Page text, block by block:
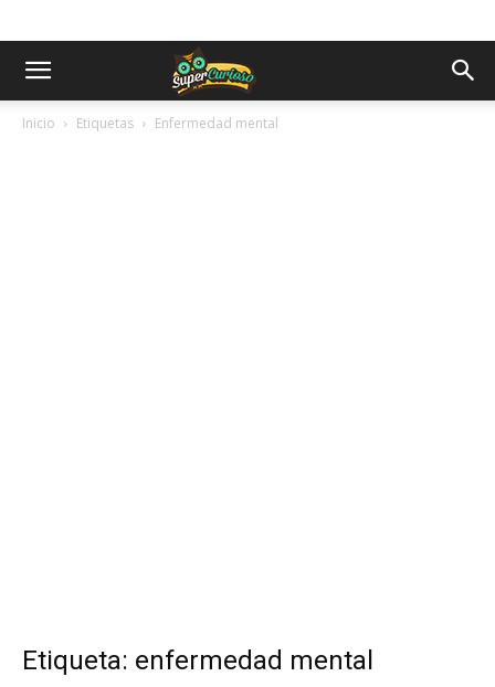
Inicio Etiquetas Enfermedad mental
Etiqueta: enfermedad mental